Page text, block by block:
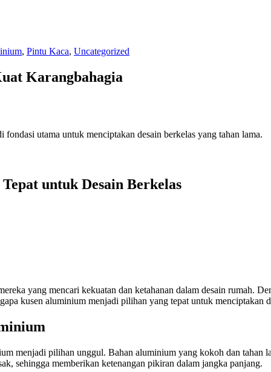
, Pintu Kaca, Uncategorized
Karangbahagia
utama untuk menciptakan desain berkelas yang tahan lama.
untuk Desain Berkelas
yang mencari kekuatan dan ketahanan dalam desain rumah.
kusen aluminium menjadi pilihan yang tepat untuk menciptakan
menjadi pilihan unggul. Bahan aluminium yang kokoh dan tahan
sehingga memberikan ketenangan pikiran dalam jangka panjang.